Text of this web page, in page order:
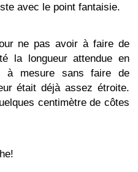
avec le point fantaisie.
ne pas avoir à faire de
la longueur attendue en
mesure sans faire de
était déjà assez étroite.
centimètre de côtes